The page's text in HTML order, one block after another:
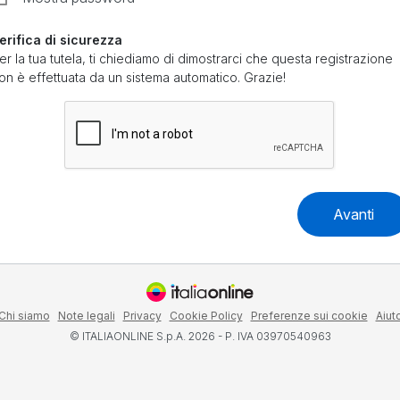
di sicurezza
la tua tutela, ti chiediamo di dimostrarci che questa registrazione
è effettuata da un sistema automatico. Grazie!
Avanti
Chi siamo Note legali Privacy Cookie Policy Preferenze sui cookie
© ITALIAONLINE S.p.A. 2026 - P. IVA 03970540963